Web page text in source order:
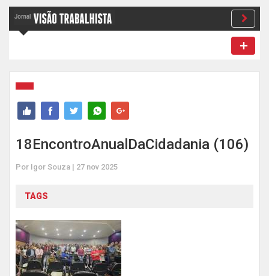
18EncontroAnualDaCidadania (106)
Por Igor Souza | 27 nov 2025
TAGS